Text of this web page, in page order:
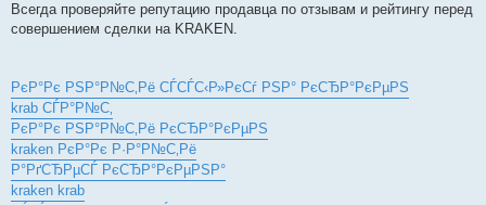
Всегда проверяйте репутацию продавца по отзывам и рейтингу перед
совершением сделки на KRAKEN.
РєР°Рє РЅР°Р№С‚Рё СЃСЃС‹Р»РєСѓ РЅР° РєСЂР°РєРµРЅ
krab СЃР°Р№С‚
РєР°Рє РЅР°Р№С‚Рё РєСЂР°РєРµРЅ
kraken РєР°Рє Р·Р°Р№С‚Рё
Р°РґСЂРµСЃ РєСЂР°РєРµРЅР°
kraken krab